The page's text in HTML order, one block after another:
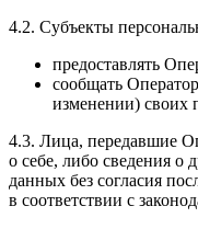
4.2. Субъекты
предоставлять
сообщать
изменении) своих
4.3. Лица, передавшие
о себе, либо сведения о
данных без согласия
в соответствии с